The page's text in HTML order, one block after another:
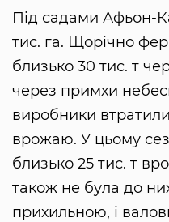
Під садами Афьон-
тис. га. Щорічно
близько 30 тис. т
через примхи
виробники
врожаю. У цьому
близько 25 тис. т
також не була до
прихильною, і